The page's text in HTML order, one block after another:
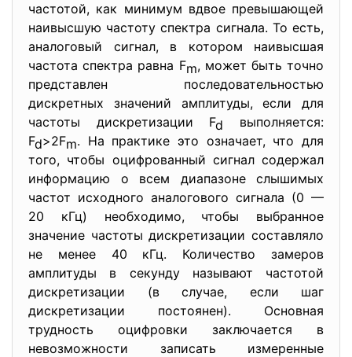
частотой, как минимум вдвое превышающей
наивысшую частоту спектра сигнала. То есть,
аналоговый сигнал, в котором наивысшая
частота спектра равна Fm, может быть точно
представлен последовательностью
дискретных значений амплитуды, если для
частоты дискретизации Fd выполняется:
Fd>2Fm. На практике это означает, что для
того, чтобы оцифрованный сигнал содержал
информацию о всем диапазоне слышимых
частот исходного аналогового сигнала (0 —
20 кГц) необходимо, чтобы выбранное
значение частоты дискретизации составляло
не менее 40 кГц. Количество замеров
амплитуды в секунду называют частотой
дискретизации (в случае, если шаг
дискретизации постоянен). Основная
трудность оцифровки заключается в
невозможности записать измеренные